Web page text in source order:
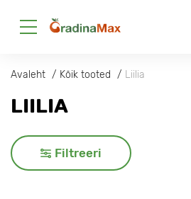
Avaleht Kõik tooted Liilia
LIILIA
Filtreeri